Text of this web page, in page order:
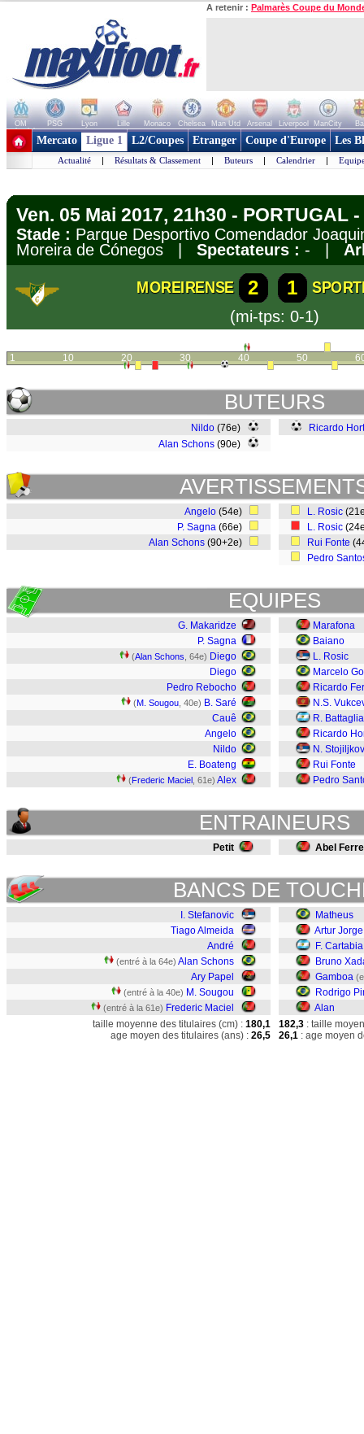
A retenir : Palmarès Coupe du
OM PSG Lyon Lille Monaco Chelsea Man Utd Arsenal Liverpool ManCity
+ de clubs
Mercato Ligue 1 L2/Coupes Etranger Coupe d'Europe Les
Actualité | Résultats & Classement | Buteurs | Calendrier |
Ven. 05 Mai 2017, 21h30 - PORTUGAL
Stade : Parque Desportivo Comendador
Moreira de Cónegos | Spectateurs : - |
MOREIRENSE 2 1
(mi-tps: 0-1)
1 10 20 30 40 50
BUTEURS
Nildo (76e)
Alan Schons (90e)
Ricardo
Angelo (54e)
P. Sagna (66e)
Alan Schons (90+2e)
L. Rosic
L. Rosic
Rui Fonte
Pedro
EQUIPES
G. Makaridze
P. Sagna
(Alan Schons , 64e) Diego
Diego
Pedro Rebocho
(M. Sougou , 40e) B. Saré
Cauê
Angelo
Nildo
E. Boateng
(Frederic Maciel , 61e) Alex
Marafona
Baiano
L. Rosic
Marcelo
Ricardo
N.S.
R. Battaglia
Ricardo
N.
Rui Fonte
Pedro
ENTRAINEURS
Petit Abel
BANCS DE
I. Stefanovic
Tiago Almeida
André
(entré à la 64e) Alan Schons
Ary Papel
(entré à la 40e) M. Sougou
(entré à la 61e) Frederic Maciel
Matheus
Artur Jorge
F. Cartabia
Bruno
Gamboa
Rodrigo
Alan
taille moyenne des titulaires (cm) : 180,1
age moyen des titulaires (ans) : 26,5
182,3 : taille
26,1 : age moyen